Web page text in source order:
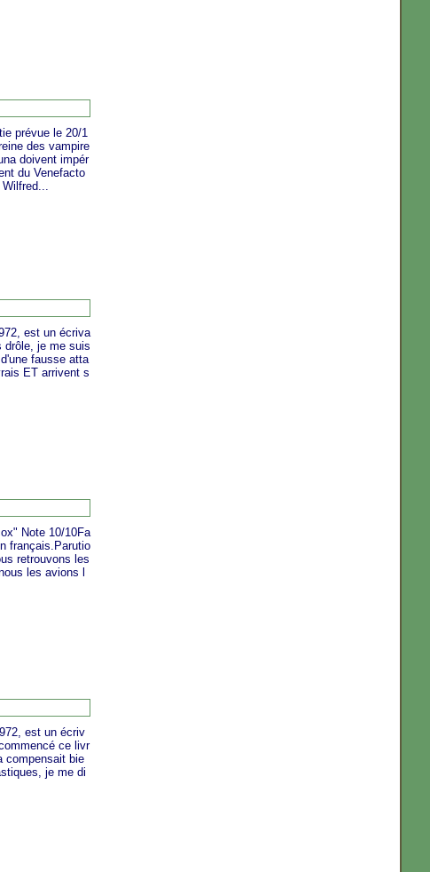
prévue le 20/1
des vampire
doivent impér
du Venefacto
est un écriva
drôle, je me suis
fausse atta
ET arrivent s
Note 10/10Fa
français.Parutio
retrouvons les
les avions l
est un écriv
ce livr
compensait bie
je me di